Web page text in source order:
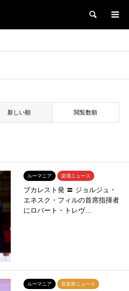
検索
新しい順 閲覧数順
ルーマニア 楽壇ニュース
ブカレスト発 〓 ジョルジュ・
エネスク・フィルの首席指揮者
にロバート・トレヴ…
ルーマニア 音楽祭ニュース